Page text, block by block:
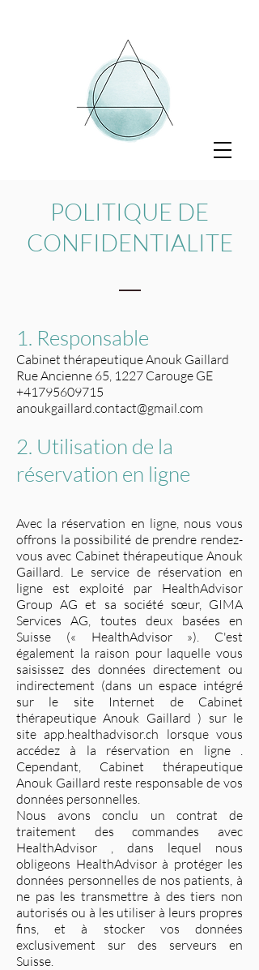
POLITIQUE DE
CONFIDENTIALITE
1. Responsable
Cabinet thérapeutique Anouk Gaillard
Rue Ancienne 65, 1227 Carouge GE
+41795609715
anoukgaillard.contact@gmail.com
2. Utilisation de la
réservation en ligne
Avec la réservation en ligne, nous vous
offrons la possibilité de prendre rendez-
vous avec Cabinet thérapeutique Anouk
Gaillard. Le service de réservation en
ligne est exploité par HealthAdvisor
Group AG et sa société sœur, GIMA
Services AG, toutes deux basées en
Suisse (« HealthAdvisor »). C'est
également la raison pour laquelle vous
saisissez des données directement ou
indirectement (dans un espace intégré
sur le site Internet de Cabinet
thérapeutique Anouk Gaillard ) sur le
site app.healthadvisor.ch lorsque vous
accédez à la réservation en ligne .
Cependant, Cabinet thérapeutique
Anouk Gaillard reste responsable de vos
données personnelles.
Nous avons conclu un contrat de
traitement des commandes avec
HealthAdvisor , dans lequel nous
obligeons HealthAdvisor à protéger les
données personnelles de nos patients, à
ne pas les transmettre à des tiers non
autorisés ou à les utiliser à leurs propres
fins, et à stocker vos données
exclusivement sur des serveurs en
Suisse.